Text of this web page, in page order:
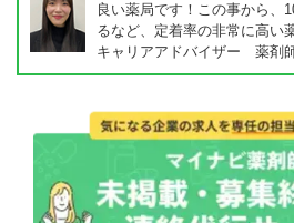
良い薬局です！この事から、
るなど、定着率の非常に高い
キャリアアドバイザー 薬剤